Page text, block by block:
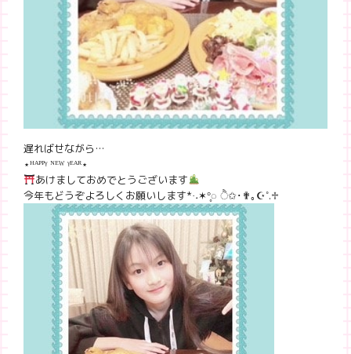
遅ればせながら…
⋆ᴴᴬᴾᴾᵞ ᴺᴱᵂ ᵞᴱᴬᴿ⋆
あけましておめでとうございます
今年もどうぞよろしくお願いします*·˖✶°̥◌ ੈ✩･✟｡☪︎˚.♱